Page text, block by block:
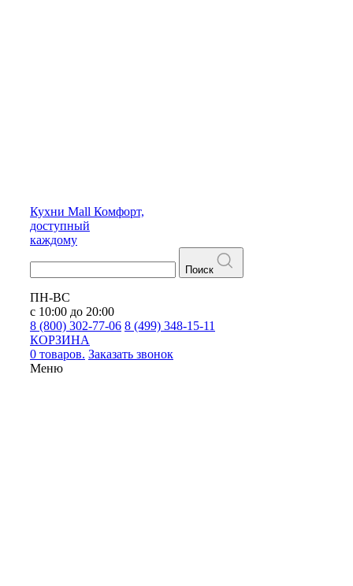
Кухни Mall Комфорт,
доступный
каждому
Поиск
ПН-ВС
с 10:00 до 20:00
8 (800) 302-77-06 8 (499) 348-15-11
КОРЗИНА
0 товаров. Заказать звонок
Меню